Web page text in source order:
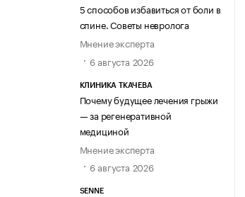
5 способов избавиться от боли в
спине. Советы невролога
Мнение эксперта
6 августа 2026
КЛИНИКА ТКАЧЕВА
Почему будущее лечения грыжи
— за регенеративной
медициной
Мнение эксперта
6 августа 2026
SENNE